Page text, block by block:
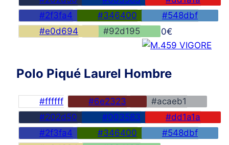
#2f3fa4
#346400
#548dbf
#e0d694
#92d195 45,00€
Polo Piqué Laurel Hombre
#ffffff #6e2323
#acaeb1
#202d50
#003583
#dd1a1a
#2f3fa4
#346400
#548dbf